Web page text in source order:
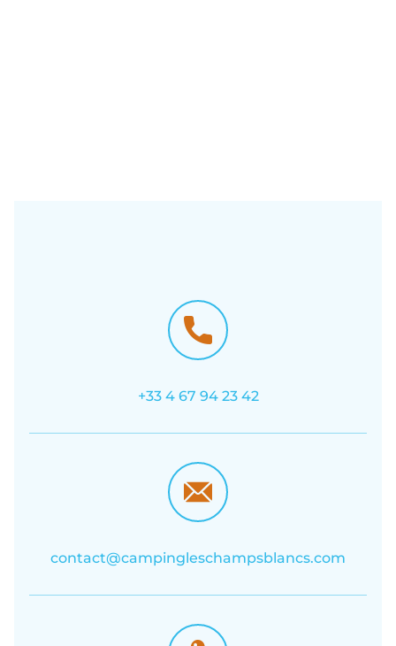
+33 4 67 94 23 42
contact@campingleschampsblancs.com